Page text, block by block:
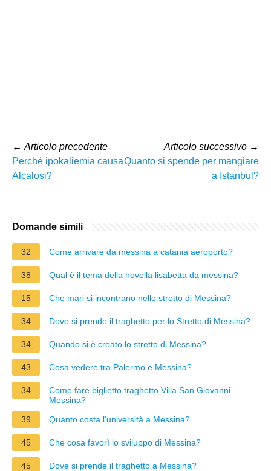
← Articolo precedente
Perché ipokaliemia causa
Alcalosi?
Articolo successivo →
Quanto si spende per mangiare
a Istanbul?
Domande simili
32 Come arrivare da messina a catania aeroporto?
38 Qual è il tema della novella lisabetta da messina?
15 Che mari si incontrano nello stretto di Messina?
34 Dove si prende il traghetto per lo Stretto di Messina?
34 Quando si è creato lo stretto di Messina?
43 Cosa vedere tra Palermo e Messina?
34
Come fare biglietto traghetto Villa San Giovanni
Messina?
39
Quanto costa l'università a Messina?
45 Che cosa favorì lo sviluppo di Messina?
45 Dove si prende il traghetto a Messina?